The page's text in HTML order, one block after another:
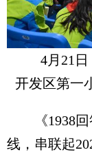
4月21
开发区第一
《1938回
线，串联起